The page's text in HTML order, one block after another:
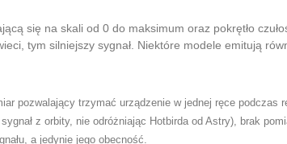
się na skali od 0 do maksimum oraz pokrętło
tym silniejszy sygnał. Niektóre modele emitują
pozwalający trzymać urządzenie w jednej ręce podczas
z orbity, nie odróżniając Hotbirda od Astry), brak
a jedynie jego obecność.